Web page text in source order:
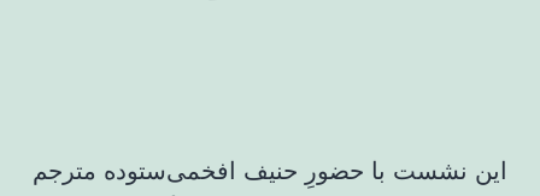
این نشست با حضورِ حنیف افخمی‌ستوده مترجم